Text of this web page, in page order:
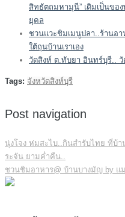
สิทธัตถมหามุนี” เดิมเป็นขอ
ยุคล
ชวนแวะชิมเมนูปลา..ร้านอ
ใต้ถุนบ้านเราเอง
วัดสิงห์ ต.ทับยา อินทร์บุรี..
Tags: จังหวัดสิงห์บุรี
Post navigation
นุ่งโจง ห่มสะไบ..กินสำรับไทย ที่บ้
ระจัน ยามค่ำคืน..
ชวนชิมอาหาร@ บ้านบางมัญ by แ